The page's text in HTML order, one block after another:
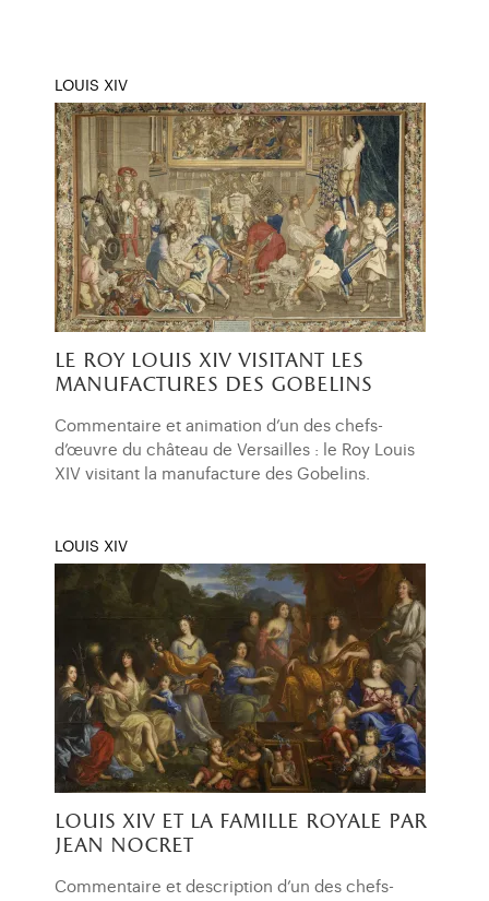
LOUIS XIV
le roy louis xiv visitant les
manufactures des gobelins
Commentaire et animation d’un des chefs-
d’œuvre du château de Versailles : le Roy Louis
XIV visitant la manufacture des Gobelins.
LOUIS XIV
louis xiv et la famille royale par
jean nocret
Commentaire et description d’un des chefs-